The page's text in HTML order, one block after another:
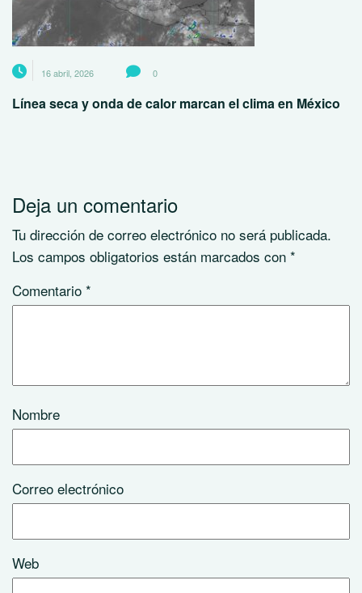
16 abril, 2026 0
Línea seca y onda de calor marcan el clima en México
Deja un comentario
Tu dirección de correo electrónico no será publicada.
Los campos obligatorios están marcados con *
Comentario *
Nombre
Correo electrónico
Web